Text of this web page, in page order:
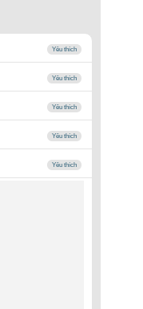
Yêu thích
Yêu thích
Yêu thích
Yêu thích
Yêu thích